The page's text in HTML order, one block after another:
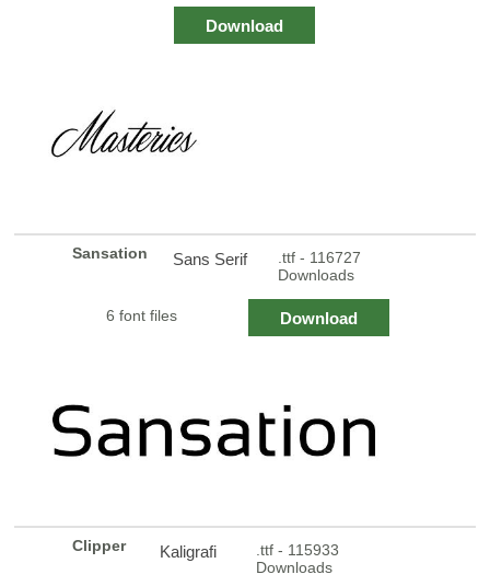
Download
Sansation Sans Serif
.ttf - 116727
Downloads
6 font files Download
Clipper Kaligrafi
.ttf - 115933
Downloads